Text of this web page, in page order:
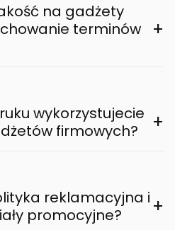
na gadżety
terminów
+
wykorzystujecie
firmowych?
+
reklamacyjna i
promocyjne?
+